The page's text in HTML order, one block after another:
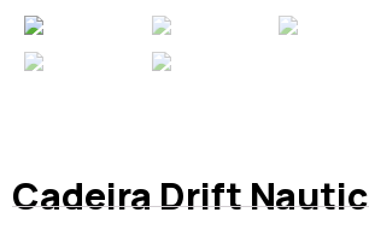
Cadeira Drift Nautic